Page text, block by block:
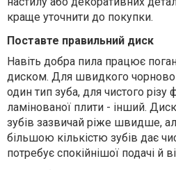
краще уточнити до покупки.
Поставте правильний диск
Навіть добра пила працює
диском. Для швидкого
один тип зуба, для чистого
ламінованої плити - інший.
зубів зазвичай ріже швидше,
більшою кількістю зубів дає
потребує спокійнішої подачі й